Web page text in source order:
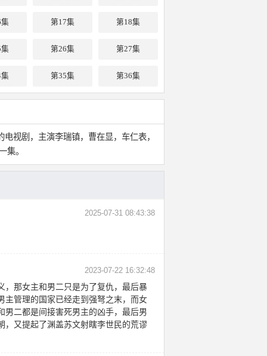
第17集 第18集
第26集 第27集
第35集 第36集
视剧，主演李瑞镇，曹在显，车仁表，
集。
2025-07-31 08:43:38
2023-07-22 16:32:48
，那女主和男二只是为了复仇，最后暴
主管理的国家已经走到强弩之末，而女
男二都是间接害死男主的凶手，最后男
，又提起了渊盖苏文射瞎李世民的荒谬